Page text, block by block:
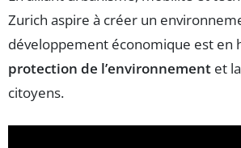
Zurich aspire à créer un
développement économique est en
protection de l’environnement et
citoyens.